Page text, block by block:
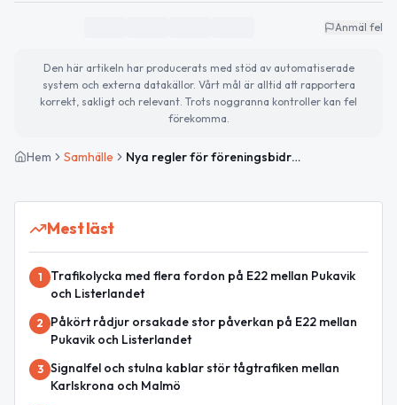
Anmäl fel
Den här artikeln har producerats med stöd av automatiserade
system och externa datakällor. Vårt mål är alltid att rapportera
korrekt, sakligt och relevant. Trots noggranna kontroller kan fel
förekomma.
Hem Samhälle Nya regler för föreningsbidrag föreslås i Sölvesborg
Mest läst
1
Trafikolycka med flera fordon på E22 mellan Pukavik
och Listerlandet
2
Påkört rådjur orsakade stor påverkan på E22 mellan
Pukavik och Listerlandet
3 Signalfel och stulna kablar stör tågtrafiken mellan
Karlskrona och Malmö